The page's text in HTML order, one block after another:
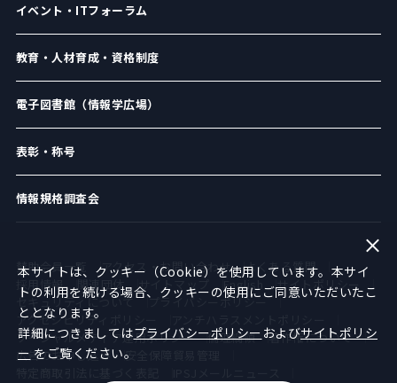
イベント・ITフォーラム
教育・人材育成・資格制度
電子図書館（情報学広場）
表彰・称号
情報規格調査会
賛助会員一覧 アクセス・お問い合わせ
よくある質問
採用情報
関連団体 サイトマップ English
サイトポリシー
セキュリティについて
プライバシーポリシー
アクセシビリティポリシー
ソーシャルメディア運用ポリシー
倫理綱領
著作権について
広告のお申し込み
安全保障貿易管理
本サイトは、クッキー（Cookie）を使用しています。本サイ
トの利用を続ける場合、クッキーの使用にご同意いただいたこ
ととなります。
詳細につきましてはプライバシーポリシー およびサイトポリシ
ー をご覧ください。